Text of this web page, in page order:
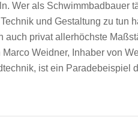
Wer als Schwimmbadbauer
und Gestaltung zu tun
auch privat allerhöchste
Marco Weidner, Inhaber von
ist ein Paradebeispiel